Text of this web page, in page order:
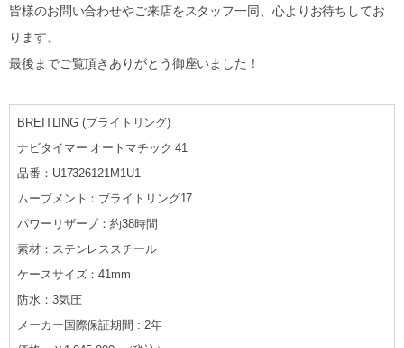
皆様のお問い合わせやご来店をスタッフ一同、心よりお待ちしてお
ります。
最後までご覧頂きありがとう御座いました！
BREITLING (ブライトリング)
ナビタイマー オートマチック 41
品番：U17326121M1U1
ムーブメント：ブライトリング17
パワーリザーブ：約38時間
素材：ステンレススチール
ケースサイズ：41mm
防水：3気圧
メーカー国際保証期間 : 2年